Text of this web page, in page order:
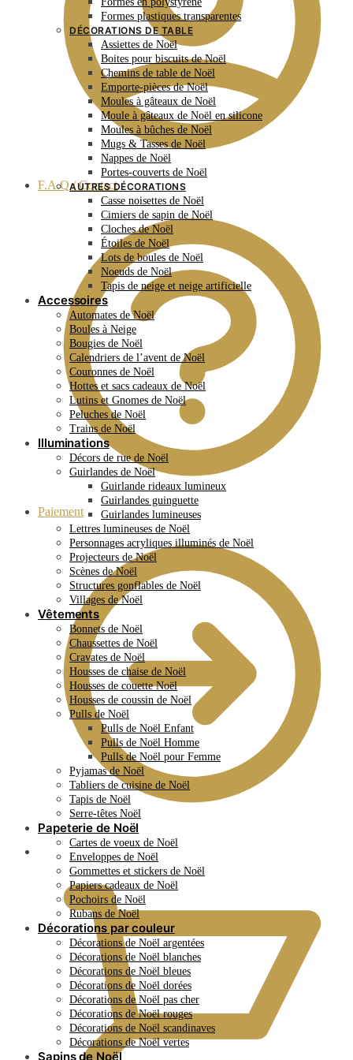
F.A.Q / Contact
Paiement
0.00 €
Formes plastiques transparentes
DÉCORATIONS DE TABLE
Assiettes de Noël
Boites pour biscuits de Noël
Chemins de table de Noël
Emporte-pièces de Noël
Moules à gâteaux de Noël
Moule à gâteaux de Noël en silicone
Moules à bûches de Noël
Mugs & Tasses de Noël
Nappes de Noël
Portes-couverts de Noël
AUTRES DÉCORATIONS
Casse noisettes de Noël
Cimiers de sapin de Noël
Cloches de Noël
Étoiles de Noël
Lots de boules de Noël
Noeuds de Noël
Tapis de neige et neige artificielle
Accessoires
Automates de Noël
Boules à Neige
Bougies de Noël
Calendriers de l’avent de Noël
Couronnes de Noël
Hottes et sacs cadeaux de Noël
Lutins et Gnomes de Noël
Peluches de Noël
Trains de Noël
Illuminations
Décors de rue de Noël
Guirlandes de Noël
Guirlande rideaux lumineux
Guirlandes guinguette
Guirlandes lumineuses
Lettres lumineuses de Noël
Personnages acryliques illuminés de Noël
Projecteurs de Noël
Scènes de Noël
Structures gonflables de Noël
Villages de Noël
Vêtements
Bonnets de Noël
Chaussettes de Noël
Cravates de Noël
Housses de chaise de Noël
Housses de couette Noël
Housses de coussin de Noël
Pulls de Noël
Pulls de Noël Enfant
Pulls de Noël Homme
Pulls de Noël pour Femme
Pyjamas de Noël
Tabliers de cuisine de Noël
Tapis de Noël
Serre-têtes Noël
Papeterie de Noël
Cartes de voeux de Noël
Enveloppes de Noël
Gommettes et stickers de Noël
Papiers cadeaux de Noël
Pochoirs de Noël
Rubans de Noël
Décorations par couleur
Décorations de Noël argentées
Décorations de Noël blanches
Décorations de Noël bleues
Décorations de Noël dorées
Décorations de Noël pas cher
Décorations de Noël rouges
Décorations de Noël scandinaves
Décorations de Noël vertes
Sapins de Noël